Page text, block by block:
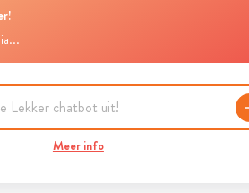
Meer info